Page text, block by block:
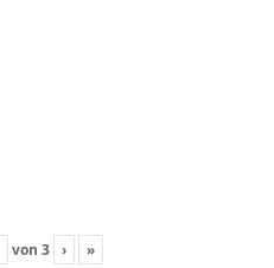
von 3 › »